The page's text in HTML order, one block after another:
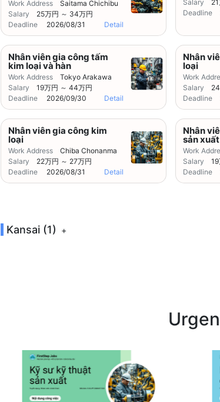
Work Address
Saitama Chichibu
Salary
25万円 ～ 34万円
Deadline
2026/08/31 Detail
Salary
Deadline
Nhân viên gia công tấm
kim loại và hàn
Work Address
Tokyo Arakawa
Salary
19万円 ～ 44万円
Deadline
2026/09/30 Detail
Nhân
loại
Work
Salary
Deadline
Nhân viên gia công kim
loại
Work Address
Chiba Chonanma
Salary
22万円 ～ 27万円
Deadline
2026/08/31 Detail
Nhân
sản xuất
Work
Salary
Deadline
Kansai (1)